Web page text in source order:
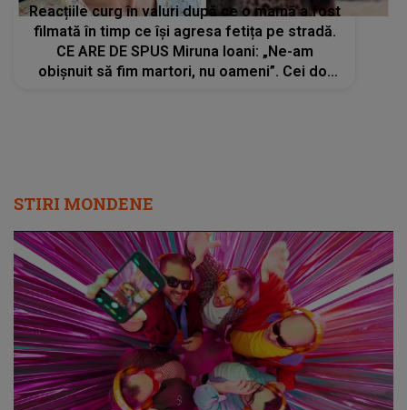
Reacțiile curg în valuri după ce o mamă a fost
filmată în timp ce își agresa fetița pe stradă.
CE ARE DE SPUS Miruna Ioani: „Ne-am
obișnuit să fim martori, nu oameni”. Cei doi
STIRI MONDENE